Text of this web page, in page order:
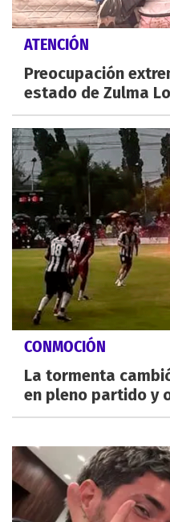
ATENCIÓN
Preocupación
estado de Zulma
CONMOCIÓN
La tormenta
en pleno partido y